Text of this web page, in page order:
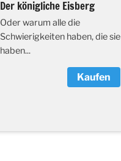
Der königliche Eisberg
Oder warum alle die
Schwierigkeiten haben, die sie
haben...
Kaufen